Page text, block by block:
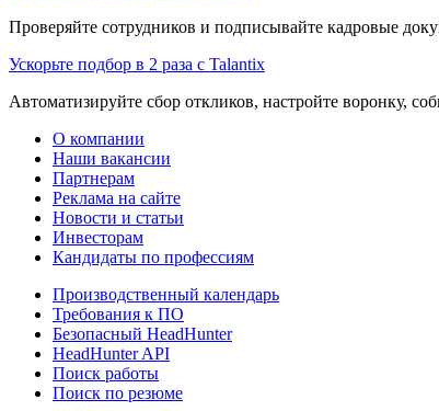
Проверяйте сотрудников и подписывайте кадровые
Ускорьте подбор в 2 раза с Talantix
Автоматизируйте сбор откликов, настройте воронку,
О компании
Наши вакансии
Партнерам
Реклама на сайте
Новости и статьи
Инвесторам
Кандидаты по профессиям
Производственный календарь
Требования к ПО
Безопасный HeadHunter
HeadHunter API
Поиск работы
Поиск по резюме